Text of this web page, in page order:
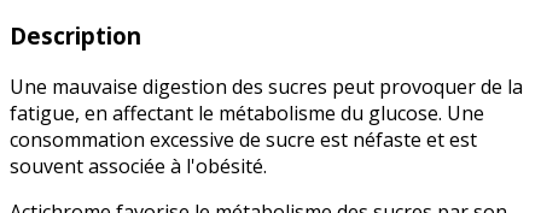
Description
Une mauvaise digestion des sucres peut provoquer de la
fatigue, en affectant le métabolisme du glucose. Une
consommation excessive de sucre est néfaste et est
souvent associée à l'obésité.